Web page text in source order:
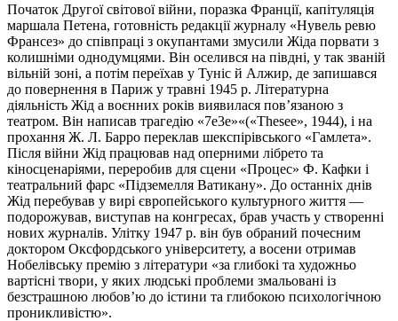
Початок Другої світової війни, поразка Франції, капітуляція
маршала Петена, готовність редакції журналу «Нувель ревю
Франсез» до співпраці з окупантами змусили Жіда порвати з
колишніми однодумцями. Він оселився на півдні, у так званій
вільній зоні, а потім переїхав у Туніс й Алжир, де запишався
до повернення в Париж у травні 1945 р. Літературна
діяльність Жід а воєнних років виявилася пов’язаною з
театром. Він написав трагедію «7e3e»«(«Thesee», 1944), і на
прохання Ж. Л. Барро переклав шекспірівського «Гамлета».
Після війни Жід працював над оперними лібрето та
кіносценаріями, переробив для сцени «Процес» Ф. Кафки і
театральний фарс «Підземелля Ватикану». До останніх днів
Жід перебував у вирі європейського культурного життя —
подорожував, виступав на конгресах, брав участь у створенні
нових журналів. Улітку 1947 р. він був обраний почесним
доктором Оксфордського університету, а восени отримав
Нобелівську премію з літератури «за глибокі та художньо
вартісні твори, у яких людські проблеми змальовані із
безстрашною любов’ю до істини та глибокою психологічною
проникливістю».